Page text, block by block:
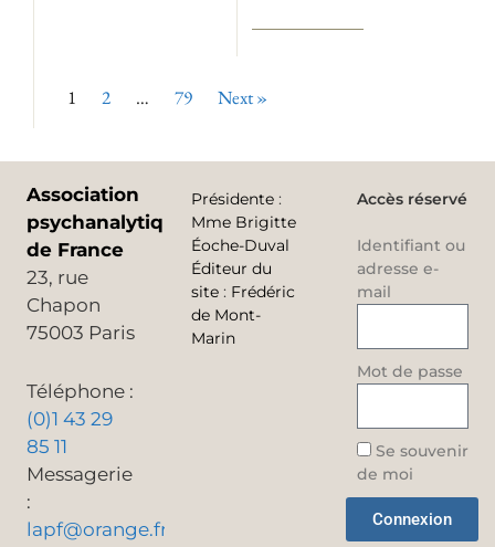
1 2 … 79 Next »
Association
psychanalytique
de France
23, rue
Chapon
75003 Paris
Téléphone :
(0)1 43 29
85 11
Messagerie
:
lapf@orange.fr
Présidente :
Mme Brigitte
Éoche-Duval
Éditeur du
site : Frédéric
de Mont-
Marin
Accès réservé
Identifiant ou
adresse e-
mail
Mot de passe
Se souvenir
de moi
Connexion